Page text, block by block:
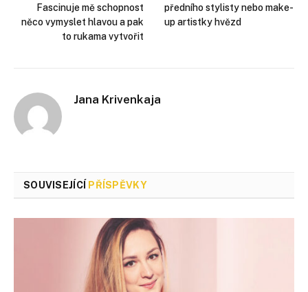
Fascinuje mě schopnost
něco vymyslet hlavou a pak
to rukama vytvořit
předního stylisty nebo make-
up artistky hvězd
Jana Krivenkaja
SOUVISEJÍCÍ PŘÍSPĚVKY